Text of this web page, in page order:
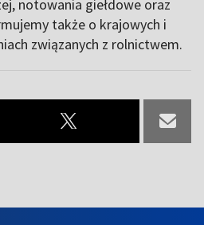
notowania giełdowe oraz
także o krajowych i
związanych z rolnictwem.